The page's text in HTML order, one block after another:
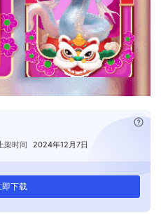
上架时间 2024年12月7日
即下载
已